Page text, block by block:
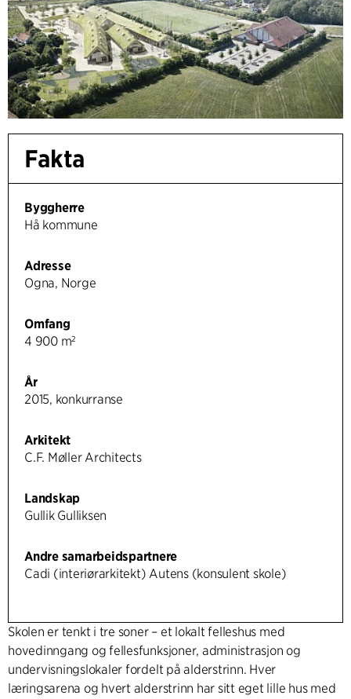
Fakta
Byggherre
Hå kommune
Adresse
Ogna, Norge
Omfang
4 900 m²
År
2015, konkurranse
Arkitekt
C.F. Møller Architects
Landskap
Gullik Gulliksen
Andre samarbeidspartnere
Cadi (interiørarkitekt) Autens (konsulent skole)
Skolen er tenkt i tre soner – et lokalt felleshus med
hovedinngang og fellesfunksjoner, administrasjon og
undervisningslokaler fordelt på alderstrinn. Hver
læringsarena og hvert alderstrinn har sitt eget lille hus med